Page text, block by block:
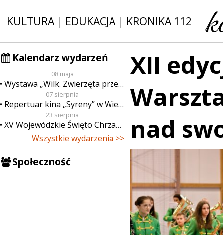
KULTURA| EDUKACJA| KRONIKA 112
Kalendarz wydarzeń
08 maja
Wystawa „Wilk. Zwierzęta przeklęte”
07 sierpnia
Repertuar kina „Syreny” w Wieluniu w dn. od 7 do 13 sierpnia
23 sierpnia
XV Wojewódzkie Święto Chrzanu
Wszystkie wydarzenia >>
Społeczność
XII
nad